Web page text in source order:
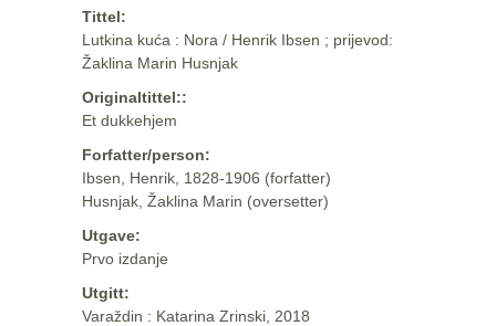
Tittel:
Lutkina kuća : Nora / Henrik Ibsen ; prijevod:
Žaklina Marin Husnjak
Originaltittel::
Et dukkehjem
Forfatter/person:
Ibsen, Henrik, 1828-1906 (forfatter)
Husnjak, Žaklina Marin (oversetter)
Utgave:
Prvo izdanje
Utgitt:
Varaždin : Katarina Zrinski, 2018